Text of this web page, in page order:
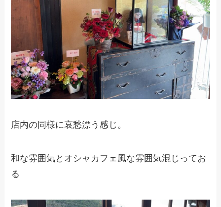
店内の同様に哀愁漂う感じ。
和な雰囲気とオシャカフェ風な雰囲気混じってお
る